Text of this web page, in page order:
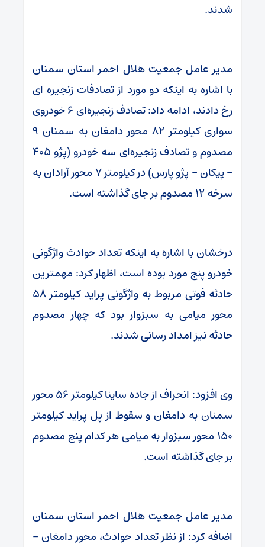
شدند.
مدیر عامل جمعیت هلال احمر استان سمنان
با اشاره به اینکه دو مورد از تصادفات زنجیره ای
رخ دادند، ادامه داد: تصادف زنجیره‌ای ۶ خودروی
سواری کیلومتر ۸۲ محور دامغان به سمنان ۹
مصدوم و تصادف زنجیره‌ای سه خودرو (پژو ۴۰۵
– پیکان – پژو پارس) در کیلومتر ۷ محور آرادان به
سرخه ۱۲ مصدوم بر جای گذاشته است.
درخشان با اشاره به اینکه تعداد حوادث واژگونی
خودرو پنج مورد بوده است، اظهار کرد: مهمترین
حادثه فوتی مربوط به واژگونی پراید کیلومتر ۵۸
محور میامی به سبزوار بود که چهار مصدوم
حادثه نیز امداد رسانی شدند.
وی افزود: انحراف از جاده ساینا کیلومتر ۵۶ محور
سمنان به دامغان و سقوط از پل پراید کیلومتر
۱۵۰ محور سبزوار به میامی هر کدام پنج مصدوم
بر جای گذاشته است.
مدیر عامل جمعیت هلال احمر استان سمنان
اضافه کرد: از نظر تعداد حوادث، محور دامغان –